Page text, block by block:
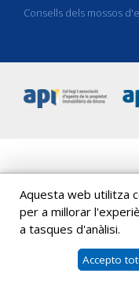
Consells dels mossos
20 36 17|Tel.+34
Copyright 2026 ©API
Política de
Aquesta web utilitza
per a millorar
a tasques d'anàlisi.
Què són les cookies?
Accepto